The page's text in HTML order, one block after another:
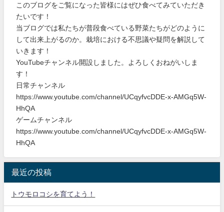
このブログをご覧になった皆様にはぜひ食べてみていただき
たいです！
当ブログでは私たちが普段食べている野菜たちがどのように
して出来上がるのか。栽培における不思議や疑問を解説して
いきます！
YouTubeチャンネル開設しました。よろしくおねがいしま
す！
日常チャンネル
https://www.youtube.com/channel/UCqyfvcDDE-x-AMGq5W-
HhQA
ゲームチャンネル
https://www.youtube.com/channel/UCqyfvcDDE-x-AMGq5W-
HhQA
最近の投稿
トウモロコシを育てよう！